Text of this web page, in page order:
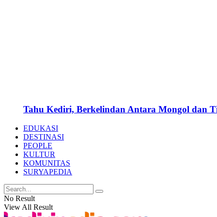
Tahu Kediri, Berkelindan Antara Mongol dan
EDUKASI
DESTINASI
PEOPLE
KULTUR
KOMUNITAS
SURYAPEDIA
No Result
View All Result